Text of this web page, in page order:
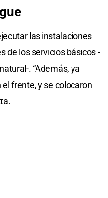
las instalaciones
de los servicios básicos -
. “Además, ya
frente, y se colocaron